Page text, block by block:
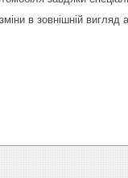
в зовнішній